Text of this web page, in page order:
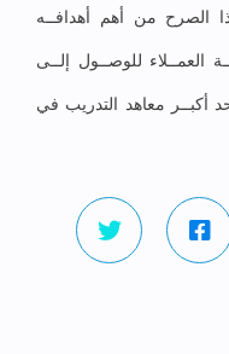
الصرح من أهم أهدافــه
العمــلاء للوصــول إلــى
أكبــر معاهد التدريب في